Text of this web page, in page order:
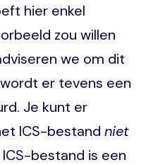
hier enkel
zou willen
we om dit
er tevens een
Je kunt er
ICS-bestand niet
bestand is een